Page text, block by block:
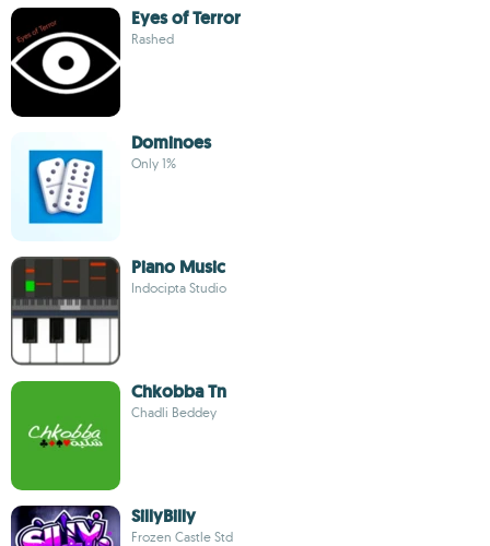
Eyes of Terror
Rashed
Dominoes
Only 1%
Piano Music
Indocipta Studio
Chkobba Tn
Chadli Beddey
SillyBilly
Frozen Castle Std